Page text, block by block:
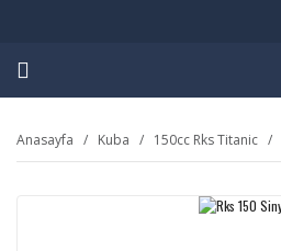
Anasayfa Kuba 150cc Rks Titanic